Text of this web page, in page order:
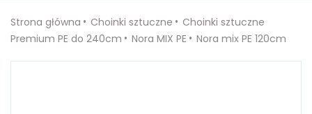
Strona główna Choinki sztuczne
Choinki sztuczne
Premium PE do 240cm
Nora MIX PE Nora mix PE 120cm